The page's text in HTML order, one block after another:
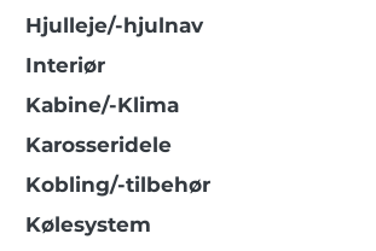
Hjulleje/-hjulnav
Interiør
Kabine/-Klima
Karosseridele
Kobling/-tilbehør
Kølesystem